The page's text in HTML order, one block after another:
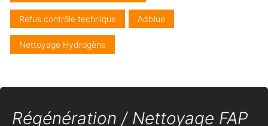
Refus contrôle technique Adblue
Nettoyage Hydrogène
Régénération / Nettoyage FAP